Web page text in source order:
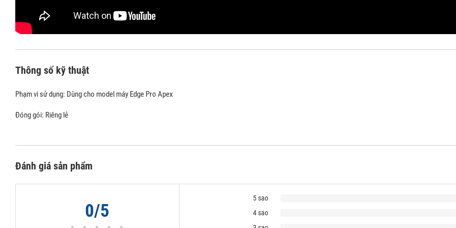
Thông số kỹ thuật
Phạm vi sử dụng: Dùng cho model máy Edge Pro Apex
Đóng gói: Riêng lẻ
Đánh giá sản phẩm
0/5
5 sao
4 sao